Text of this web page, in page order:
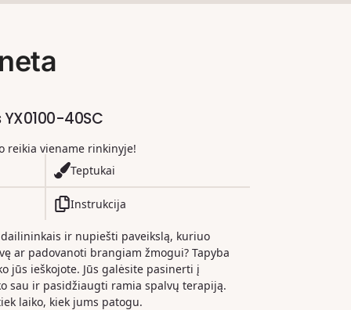
40SC
reikia viename rinkinyje!
Teptukai
Instrukcija
ir nupiešti paveikslą, kuriuo
ar padovanoti brangiam žmogui? Tapyba
jūs ieškojote. Jūs galėsite pasinerti į
sau ir pasidžiaugti ramia spalvų terapiją.
laiko, kiek jums patogu.